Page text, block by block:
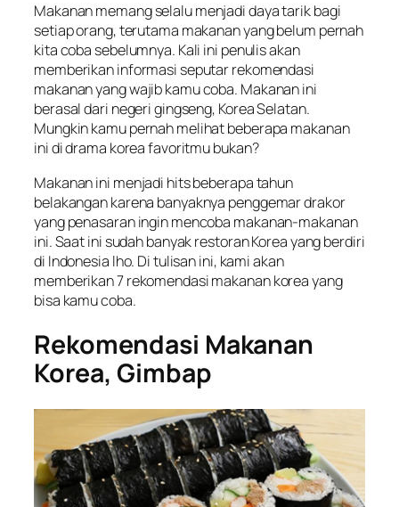
Makanan memang selalu menjadi daya tarik bagi
setiap orang, terutama makanan yang belum pernah
kita coba sebelumnya. Kali ini penulis akan
memberikan informasi seputar rekomendasi
makanan yang wajib kamu coba. Makanan ini
berasal dari negeri gingseng, Korea Selatan.
Mungkin kamu pernah melihat beberapa makanan
ini di drama korea favoritmu bukan?
Makanan ini menjadi hits beberapa tahun
belakangan karena banyaknya penggemar drakor
yang penasaran ingin mencoba makanan-makanan
ini. Saat ini sudah banyak restoran Korea yang berdiri
di Indonesia lho. Di tulisan ini, kami akan
memberikan 7 rekomendasi makanan korea yang
bisa kamu coba.
Rekomendasi Makanan
Korea, Gimbap